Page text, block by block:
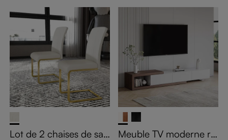
Lot de 2 chaises de sall
Meuble TV moderne ré